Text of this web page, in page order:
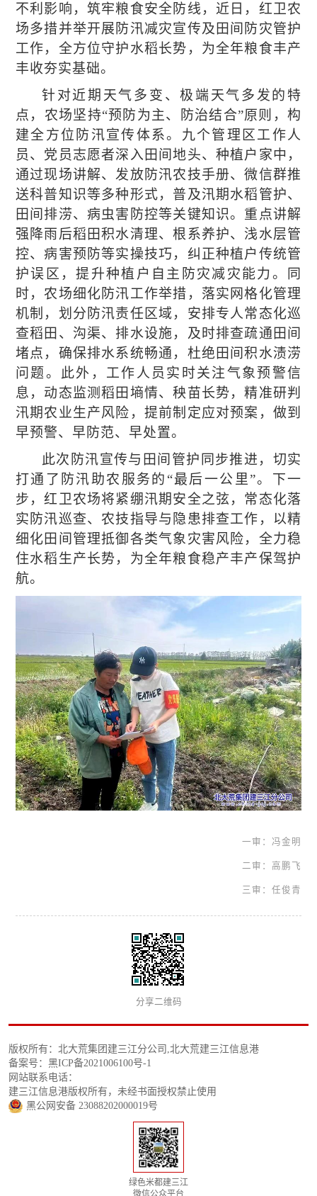
不利影响，筑牢粮食安全防线，近日，红卫农
场多措并举开展防汛减灾宣传及田间防灾管护
工作，全方位守护水稻长势，为全年粮食丰产
丰收夯实基础。
针对近期天气多变、极端天气多发的特
点，农场坚持“预防为主、防治结合”原则，构
建全方位防汛宣传体系。九个管理区工作人
员、党员志愿者深入田间地头、种植户家中，
通过现场讲解、发放防汛农技手册、微信群推
送科普知识等多种形式，普及汛期水稻管护、
田间排涝、病虫害防控等关键知识。重点讲解
强降雨后稻田积水清理、根系养护、浅水层管
控、病害预防等实操技巧，纠正种植户传统管
护误区，提升种植户自主防灾减灾能力。同
时，农场细化防汛工作举措，落实网格化管理
机制，划分防汛责任区域，安排专人常态化巡
查稻田、沟渠、排水设施，及时排查疏通田间
堵点，确保排水系统畅通，杜绝田间积水渍涝
问题。此外，工作人员实时关注气象预警信
息，动态监测稻田墒情、秧苗长势，精准研判
汛期农业生产风险，提前制定应对预案，做到
早预警、早防范、早处置。
此次防汛宣传与田间管护同步推进，切实
打通了防汛助农服务的 “最后一公里”。下一
步，红卫农场将紧绷汛期安全之弦，常态化落
实防汛巡查、农技指导与隐患排查工作，以精
细化田间管理抵御各类气象灾害风险，全力稳
住水稻生产长势，为全年粮食稳产丰产保驾护
航。
一审：冯金明
二审：高鹏飞
三审：任俊青
分享二维码
版权所有：北大荒集团建三江分公司,北大荒建三江信息港
备案号：黑ICP备2021006100号-1
网站联系电话：
建三江信息港版权所有，未经书面授权禁止使用
黑公网安备 23088202000019号
绿色米都建三江
微信公众平台